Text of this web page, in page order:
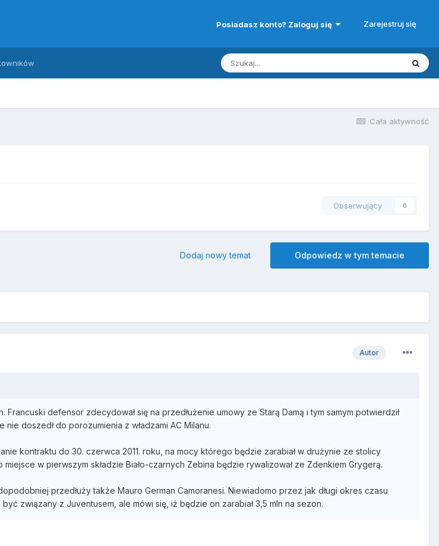
Posiadasz konto? Zaloguj się Zarejestruj się
Cała aktywność
Obserwujący 0
Odpowiedz w tym temacie
Dodaj nowy temat
Autor
defensor zdecydował się na przedłużenie umowy ze Starą Damą i tym samym potwierdził
doszedł do porozumienia z władzami AC Milanu.
kontraktu do 30. czerwca 2011. roku, na mocy którego będzie zarabiał w drużynie ze stolicy
w pierwszym składzie Biało-czarnych Zebina będzie rywalizował ze Zdenkiem Grygerą.
przedłuży także Mauro German Camoranesi. Niewiadomo przez jak długi okres czasu
związany z Juventusem, ale mówi się, iż będzie on zarabiał 3,5 mln na sezon.